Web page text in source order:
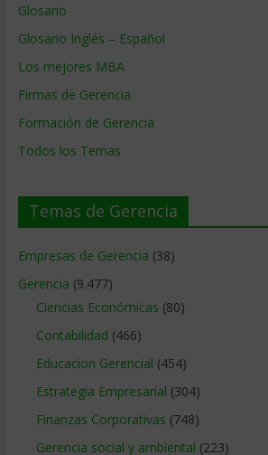
Glosario
Glosario Inglés – Español
Los mejores MBA
Firmas de Gerencia
Formación de Gerencia
Todos los Temas
Temas de Gerencia
Empresas de Gerencia (38)
Gerencia (9.477)
Ciencias Económicas (80)
Contabilidad (466)
Educacion Gerencial (454)
Estrategia Empresarial (304)
Finanzas Corporativas (748)
Gerencia social y ambiental (223)